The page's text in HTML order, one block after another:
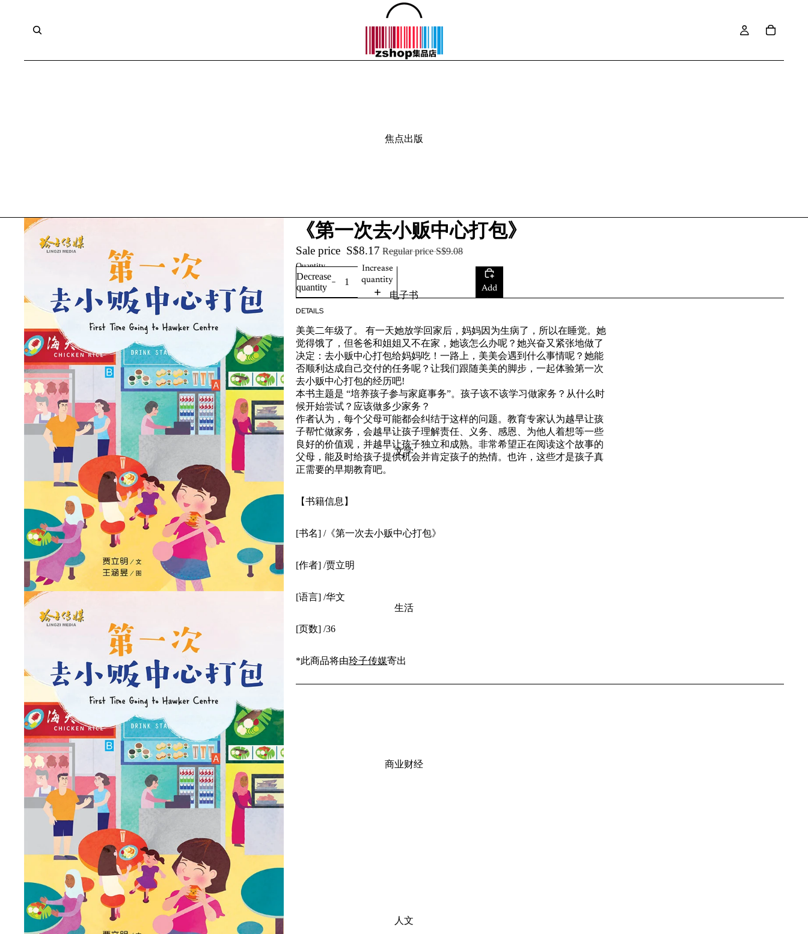
焦点出版
电子书
文学
生活
商业财经
人文
《第一次去小贩中心打包》
Sale price S$8.17 Regular priceS$9.08
Quantity
Decrease
quantity
Increase
quantity
Add
to
DETAILS
美美二年级了。 有一天她放学回家后，妈妈因为生病了，所以在睡觉。她
觉得饿了，但爸爸和姐姐又不在家，她该怎么办呢？她兴奋又紧张地做了
决定：去小贩中心打包给妈妈吃！一路上，美美会遇到什么事情呢？她能
否顺利达成自己交付的任务呢？让我们跟随美美的脚步，一起体验第一次
去小贩中心打包的经历吧!
本书主题是 “培养孩子参与家庭事务”。孩子该不该学习做家务？从什么时
候开始尝试？应该做多少家务？
作者认为，每个父母可能都会纠结于这样的问题。教育专家认为越早让孩
子帮忙做家务，会越早让孩子理解责任、义务、感恩、为他人着想等一些
良好的价值观，并越早让孩子独立和成熟。非常希望正在阅读这个故事的
父母，能及时给孩子提供机会并肯定孩子的热情。也许，这些才是孩子真
正需要的早期教育吧。
【书籍信息】
[书名] /《第一次去小贩中心打包》
[作者] /贾立明
[语言] /华文
[页数] /36
*此商品将由玲子传媒寄出